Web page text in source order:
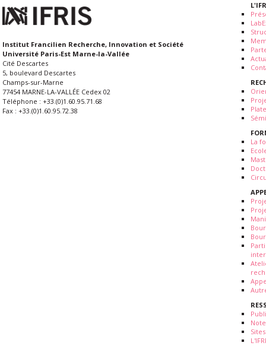
Institut Francilien Recherche, Innovation et Société
Université Paris-Est Marne-la-Vallée
Cité Descartes
5, boulevard Descartes
Champs-sur-Marne
77454 MARNE-LA-VALLÉE Cedex 02
Téléphone : +33.(0)1.60.95.71.68
Fax : +33.(0)1.60.95.72.38
La